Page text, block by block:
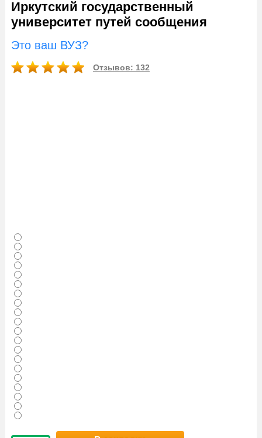
Иркутский государственный
университет путей сообщения
Это ваш ВУЗ?
Отзывов: 132